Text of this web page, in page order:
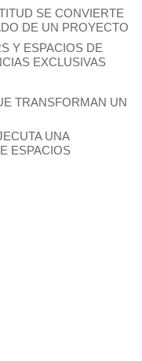
SE CONVIERTE
DE UN PROYECTO
Y ESPACIOS DE
EXCLUSIVAS
TRANSFORMAN UN
UNA
ESPACIOS